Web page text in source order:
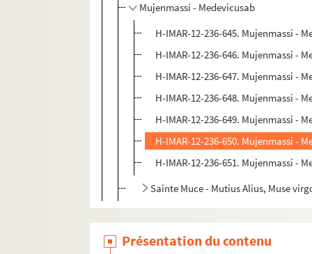
Mujenmassi - Medevicusab
H-IMAR-12-236-645. Mujenmassi -
H-IMAR-12-236-646. Mujenmassi -
H-IMAR-12-236-647. Mujenmassi -
H-IMAR-12-236-648. Mujenmassi -
H-IMAR-12-236-649. Mujenmassi -
H-IMAR-12-236-650. Mujenmassi -
H-IMAR-12-236-651. Mujenmassi -
Sainte Muce - Mutius Alius, Muse
Présentation du contenu